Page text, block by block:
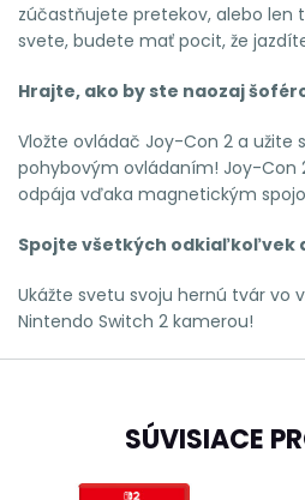
zúčastňujete pretekov, alebo len
svete, budete mať pocit, že
Hrajte, ako by ste naozaj
Vložte ovládač Joy-Con 2 a užite
pohybovým ovládaním! Joy-Con
odpája vďaka magnetickým
Spojte všetkých odkiaľkoľvek
Ukážte svetu svoju hernú tvár vo
Nintendo Switch 2 kamerou!
SÚVISIACE